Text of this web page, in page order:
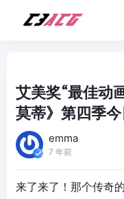
艾美奖“最佳动
莫蒂》第四季
emma
7 年前
来了来了！那个传奇的